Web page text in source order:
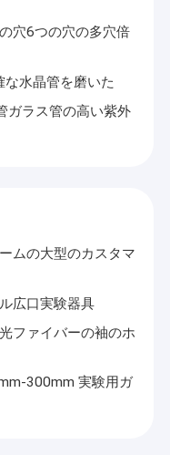
穴6つの穴の多穴倍
水晶管を磨いた
ガラス管の高い紫外
ムの大型のカスタマ
広口実験器具
ファイバーの袖のホ
300mm 実験用ガ